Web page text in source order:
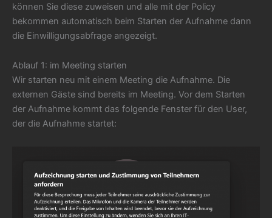
können Sie diese zuweisen und alle mit der Policy
bekommen automatisch beim Starten der Aufnahme dann
die Einwilligungsabfrage angezeigt.
Ablauf 1: im Meeting starten
Wir starten neu mit einem Meeting die Aufnahme. Die
externen Gäste sind bereits im Meeting. Vor dem Starten
der Aufnahme kommt das folgende Fenster für den User,
der die Aufnahme startet: